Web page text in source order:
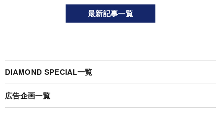
最新記事一覧
DIAMOND SPECIAL一覧
広告企画一覧